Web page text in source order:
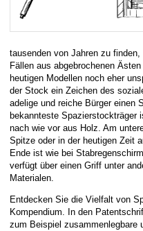
tausenden von Jahren zu
Fällen aus abgebrochenen
heutigen Modellen noch eher
der Stock ein Zeichen des
adelige und reiche Bürger einen
bekannteste Spazierstockträger
nach wie vor aus Holz. Am
Spitze oder in der heutigen Zeit
Ende ist wie bei
verfügt über einen Griff unter
Materialen.
Entdecken Sie die Vielfalt von
Kompendium. In den
zum Beispiel zusammenlegbare